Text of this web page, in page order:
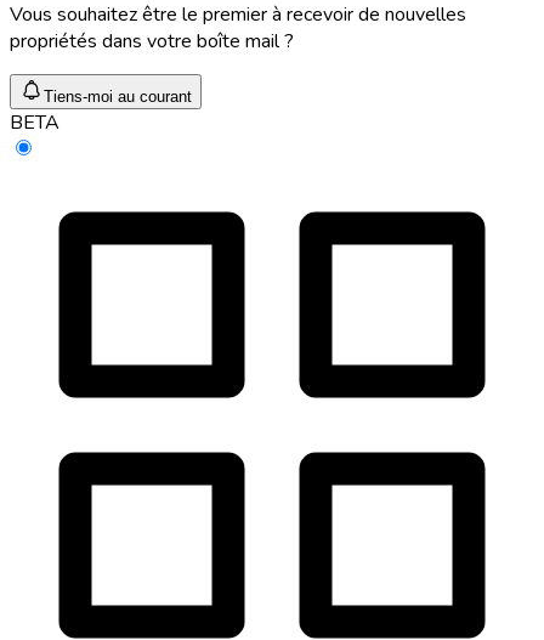
Vous souhaitez être le premier à recevoir de nouvelles
propriétés dans votre boîte mail ?
Tiens-moi au courant
BETA